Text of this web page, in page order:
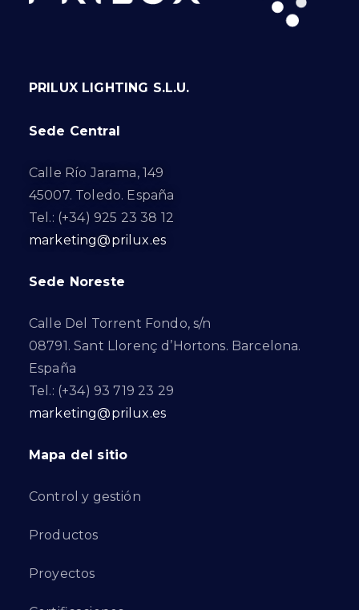
PRILUX LIGHTING S.L.U.
Sede Central
Calle Río Jarama, 149
45007. Toledo. España
Tel.: (+34) 925 23 38 12
marketing@prilux.es
Sede Noreste
Calle Del Torrent Fondo, s/n
08791. Sant Llorenç d’Hortons. Barcelona.
España
Tel.: (+34) 93 719 23 29
marketing@prilux.es
Mapa del sitio
Control y gestión
Productos
Proyectos